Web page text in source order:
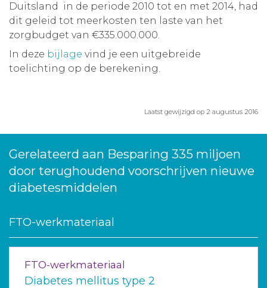
Duitsland in de periode 2010 tot en met 2014, had
dit geleid tot meerkosten ten laste van het
zorgbudget van €335.000.000.
In deze bijlage vind je een uitgebreide
toelichting op de berekening.
Laatst gewijzigd op 2 augustus 2016
Gerelateerd aan Besparing 335 miljoen
door terughoudend voorschrijven nieuwe
diabetesmiddelen
FTO-werkmateriaal
FTO-werkmateriaal
Diabetes mellitus type 2